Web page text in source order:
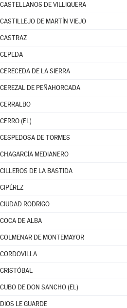
CASTELLANOS DE VILLIQUERA
CASTILLEJO DE MARTÍN VIEJO
CASTRAZ
CEPEDA
CERECEDA DE LA SIERRA
CEREZAL DE PEÑAHORCADA
CERRALBO
CERRO (EL)
CESPEDOSA DE TORMES
CHAGARCÍA MEDIANERO
CILLEROS DE LA BASTIDA
CIPÉREZ
CIUDAD RODRIGO
COCA DE ALBA
COLMENAR DE MONTEMAYOR
CORDOVILLA
CRISTÓBAL
CUBO DE DON SANCHO (EL)
DIOS LE GUARDE